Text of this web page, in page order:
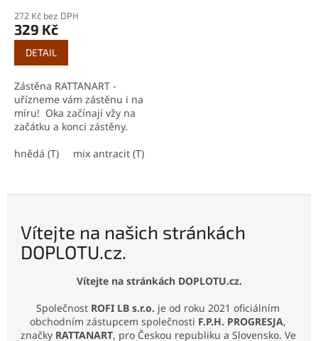
272 Kč bez DPH
329 Kč
DETAIL
Zástěna RATTANART -
uřízneme vám zástěnu i na
míru! Oka začínají vžy na
začátku a konci zástěny.
umístěna v horní i dolní
hnědá (T) mix antracit (T)
Vítejte na našich stránkách
DOPLOTU.cz.
Vítejte na stránkách DOPLOTU.cz.
Společnost ROFI LB s.r.o. je od roku 2021 oficiálním
obchodním zástupcem společnosti F.P.H. PROGRESJA,
značky RATTANART, pro Českou republiku a Slovensko. Ve